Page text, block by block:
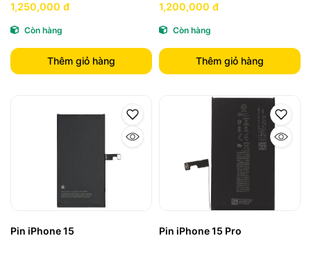
1,250,000 đ
Còn hàng
Thêm giỏ hàng
1,200,000 đ
Còn hàng
Thêm giỏ hàng
Pin iPhone 15 Pin iPhone 15 Pro